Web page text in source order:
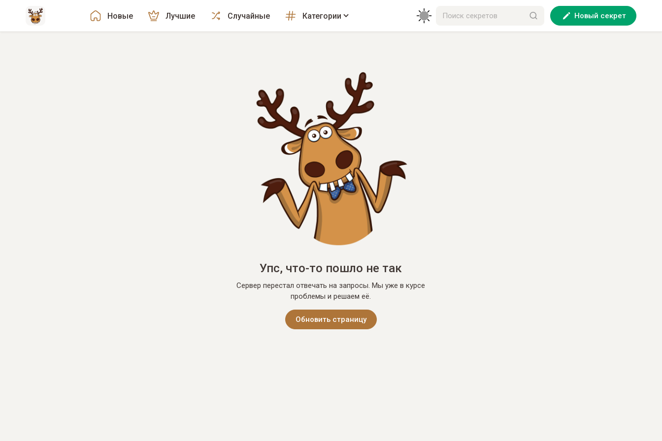
Новые Лучшие Случайные Категории Новый секрет
Упс, что-то пошло не так
Сервер перестал отвечать на запросы. Мы уже в курсе
проблемы и решаем её.
Обновить страницу